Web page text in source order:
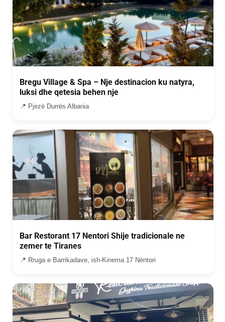
Bregu Village & Spa – Nje destinacion ku natyra,
luksi dhe qetesia behen nje
📍 Pjezë Durrës Albania
Bar Restorant 17 Nentori Shije tradicionale ne
zemer te Tiranes
📍 Rruga e Barrikadave, ish-Kinema 17 Nëntori